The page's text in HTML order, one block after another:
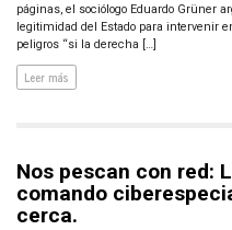
páginas, el sociólogo Eduardo Grüner
legitimidad del Estado para intervenir
peligros “si la derecha […]
Leer más
Nos pescan con red:
comando
cerca.